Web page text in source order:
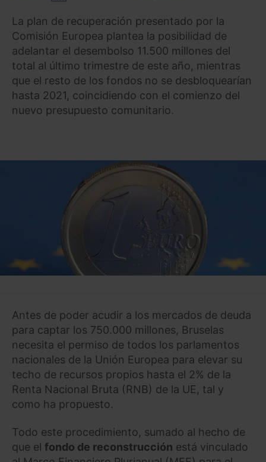
La plan de recuperación presentado por la
Comisión Europea plantea la posibilidad de
adelantar el desembolso 11.500 millones del
total al último trimestre de este año, mientras
que el resto de los fondos no se desbloquearían
hasta 2021, coincidiendo con el comienzo del
nuevo presupuesto comunitario.
Antes de poder acudir a los mercados de deuda
para captar los 750.000 millones, Bruselas
necesita el permiso de todos los parlamentos
nacionales de la Unión Europea para elevar su
techo de recursos propios hasta el 2% de la
Renta Nacional Bruta (RNB) de la UE, tal y
como ha propuesto.
Todo este procedimiento, sumado al hecho de
que el fondo de reconstrucción está vinculado